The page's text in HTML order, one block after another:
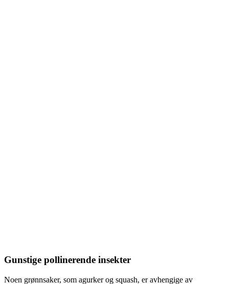
Gunstige pollinerende insekter
Noen grønnsaker, som agurker og squash, er avhengige av